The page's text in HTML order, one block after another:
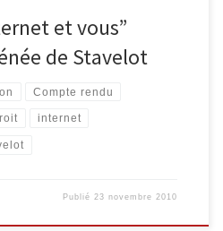
et vous”
de Stavelot
Compte rendu
internet
Publié23 novembre 2010